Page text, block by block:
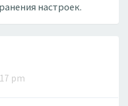
настроек.
pm